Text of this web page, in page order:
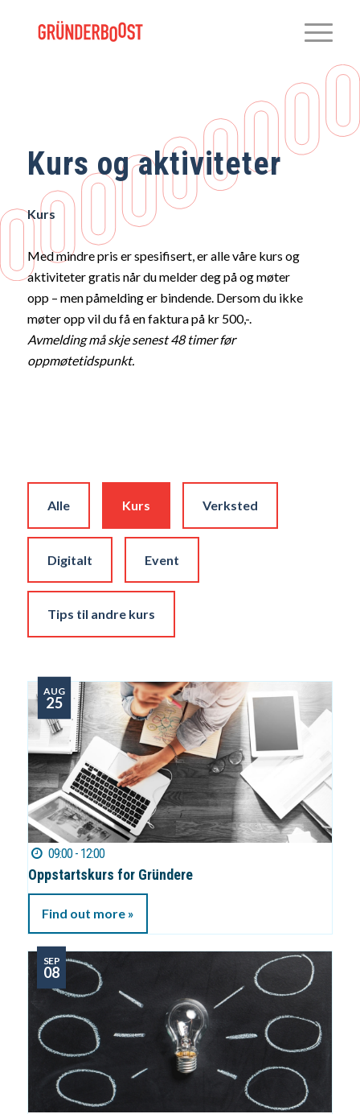
Kurs og aktiviteter
Kurs
Med mindre pris er spesifisert, er alle våre kurs og
aktiviteter gratis når du melder deg på og møter
opp – men påmelding er bindende. Dersom du ikke
møter opp vil du få en faktura på kr 500,-.
Avmelding må skje senest 48 timer før
oppmøtetidspunkt.
Alle Kurs Verksted
Digitalt Event
Tips til andre kurs
AUG
25
09:00 - 12:00
Oppstartskurs for Gründere
Find out more »
SEP
08